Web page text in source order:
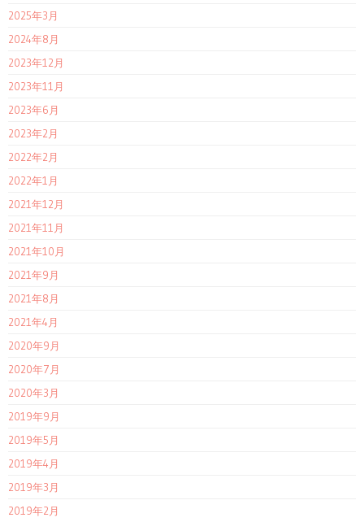
2025年3月
2024年8月
2023年12月
2023年11月
2023年6月
2023年2月
2022年2月
2022年1月
2021年12月
2021年11月
2021年10月
2021年9月
2021年8月
2021年4月
2020年9月
2020年7月
2020年3月
2019年9月
2019年5月
2019年4月
2019年3月
2019年2月